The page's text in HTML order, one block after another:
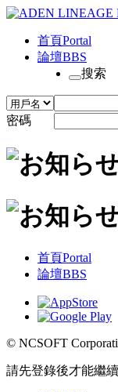
首頁Portal
論壇BBS
搜索
密碼
首頁Portal
論壇BBS
© NCSOFT
請先登錄後才能繼